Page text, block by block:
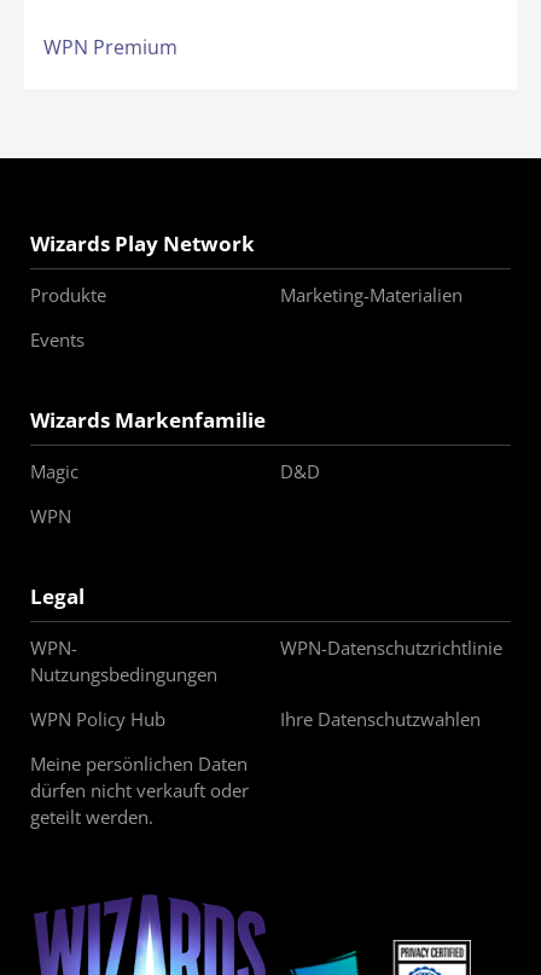
WPN Premium
Wizards Play Network
Produkte
Marketing-Materialien
Events
Wizards Markenfamilie
Magic
D&D
WPN
Legal
WPN-
Nutzungsbedingungen
WPN-Datenschutzrichtlinie
WPN Policy Hub
Ihre Datenschutzwahlen
Meine persönlichen Daten
dürfen nicht verkauft oder
geteilt werden.